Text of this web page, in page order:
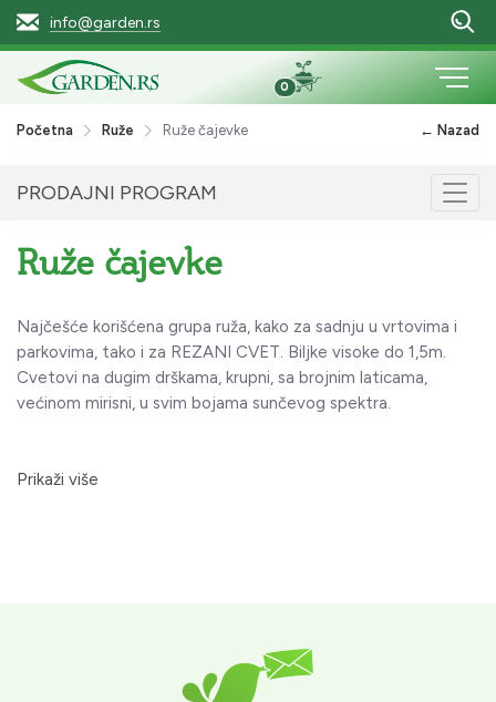
info@garden.rs
0
Početna Ruže Ruže čajevke ← Nazad
PRODAJNI PROGRAM
Ruže čajevke
Najčešće korišćena grupa ruža, kako za sadnju u vrtovima i
parkovima, tako i za REZANI CVET. Biljke visoke do 1,5m.
Cvetovi na dugim drškama, krupni, sa brojnim laticama,
većinom mirisni, u svim bojama sunčevog spektra.
Prikaži više